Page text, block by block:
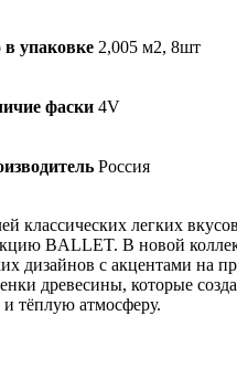
в упаковке 2,005 м2, 8шт
фаски 4V
Россия
классических легких
BALLET. В новой
дизайнов с акцентами на
древесины, которые
тёплую атмосферу.